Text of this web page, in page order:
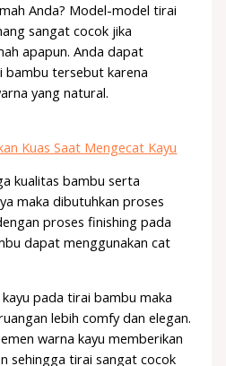
Anda? Model-model tirai
sangat cocok jika
apapun. Anda dapat
bambu tersebut karena
yang natural.
Kuas Saat Mengecat Kayu
kualitas bambu serta
maka dibutuhkan proses
proses finishing pada
dapat menggunakan cat
pada tirai bambu maka
lebih comfy dan elegan.
warna kayu memberikan
sehingga tirai sangat cocok